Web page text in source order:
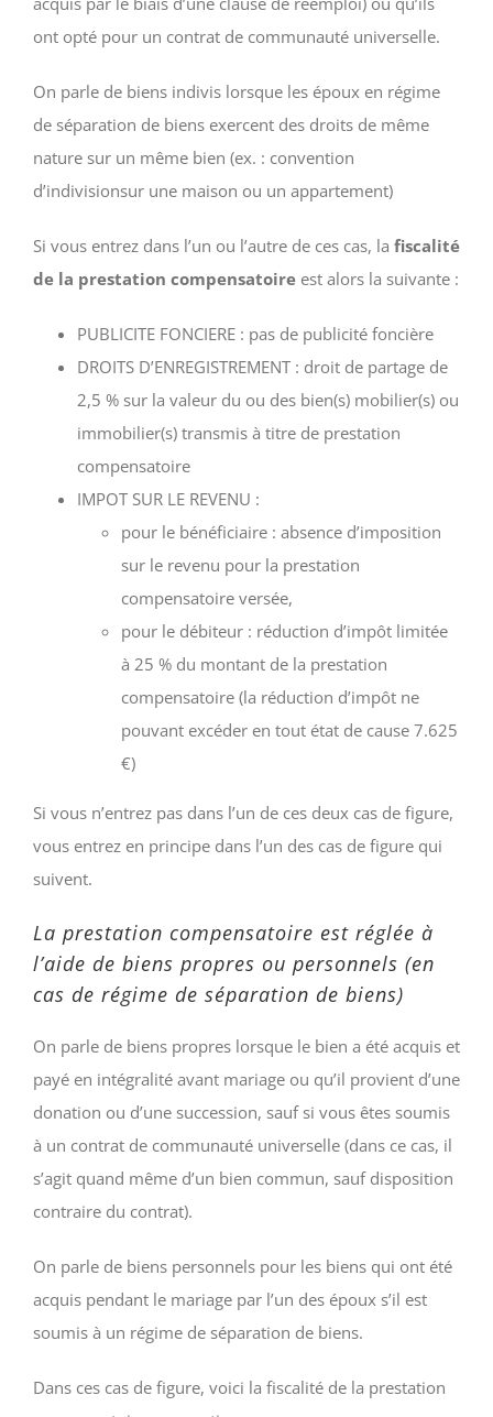
ont opté pour un contrat de communauté universelle.
On parle de biens indivis lorsque les époux en régime
de séparation de biens exercent des droits de même
nature sur un même bien (ex. : convention
d’indivisionsur une maison ou un appartement)
Si vous entrez dans l’un ou l’autre de ces cas, la fiscalité
de la prestation compensatoire est alors la suivante :
PUBLICITE FONCIERE : pas de publicité foncière
DROITS D’ENREGISTREMENT : droit de partage de
2,5 % sur la valeur du ou des bien(s) mobilier(s) ou
immobilier(s) transmis à titre de prestation
compensatoire
IMPOT SUR LE REVENU :
pour le bénéficiaire : absence d’imposition
sur le revenu pour la prestation
compensatoire versée,
pour le débiteur : réduction d’impôt limitée
à 25 % du montant de la prestation
compensatoire (la réduction d’impôt ne
pouvant excéder en tout état de cause 7.625
€)
Si vous n’entrez pas dans l’un de ces deux cas de figure,
vous entrez en principe dans l’un des cas de figure qui
suivent.
La prestation compensatoire est réglée à
l’aide de biens propres ou personnels (en
cas de régime de séparation de biens)
On parle de biens propres lorsque le bien a été acquis et
payé en intégralité avant mariage ou qu’il provient d’une
donation ou d’une succession, sauf si vous êtes soumis
à un contrat de communauté universelle (dans ce cas, il
s’agit quand même d’un bien commun, sauf disposition
contraire du contrat).
On parle de biens personnels pour les biens qui ont été
acquis pendant le mariage par l’un des époux s’il est
soumis à un régime de séparation de biens.
Dans ces cas de figure, voici la fiscalité de la prestation